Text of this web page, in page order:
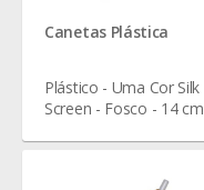
Canetas Plástica
Plástico - Uma Cor Silk
Screen - Fosco - 14 cm